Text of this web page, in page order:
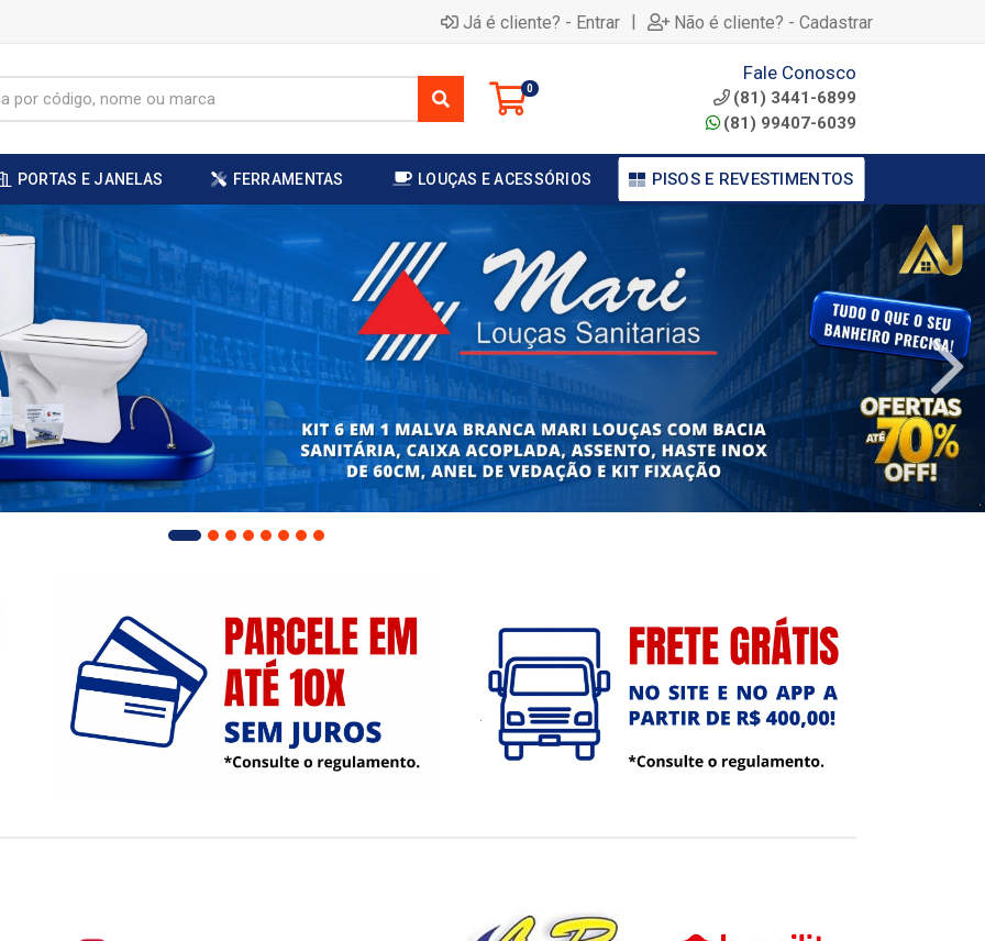
Já é cliente? - Entrar | Não é cliente? - Cadastrar
0
Fale Conosco
(81) 3441-6899
(81) 99407-6039
PORTAS E JANELAS FERRAMENTAS LOUÇAS E ACESSÓRIOS PISOS E REVESTIMENTOS